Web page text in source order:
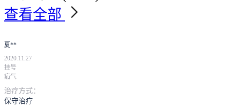
查看全部
夏**
2020.11.27
挂号
疝气
治疗方式：
保守治疗